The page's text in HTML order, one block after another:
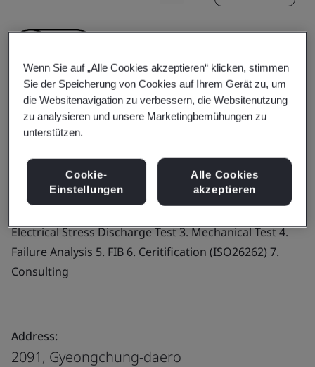
QRT, Inc.
Business scope:Technical evaluation and certification
of devices or parts for IT and automotive
Electrical Stress Discharge Test 3. Mechanical Test 4.
Failure Analysis 5. FIB 6. Ceritification (ISO26262) 7.
Consulting
Address:
2091, Gyeongchung-daero
Wenn Sie auf „Alle Cookies akzeptieren“ klicken, stimmen
Sie der Speicherung von Cookies auf Ihrem Gerät zu, um
die Websitenavigation zu verbessern, die Websitenutzung
zu analysieren und unsere Marketingbemühungen zu
unterstützen.
Cookie-
Einstellungen
Alle Cookies
akzeptieren